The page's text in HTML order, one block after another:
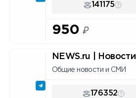
141175
950 ₽
NEWS.ru | Новости
Общие новости и СМИ
176352